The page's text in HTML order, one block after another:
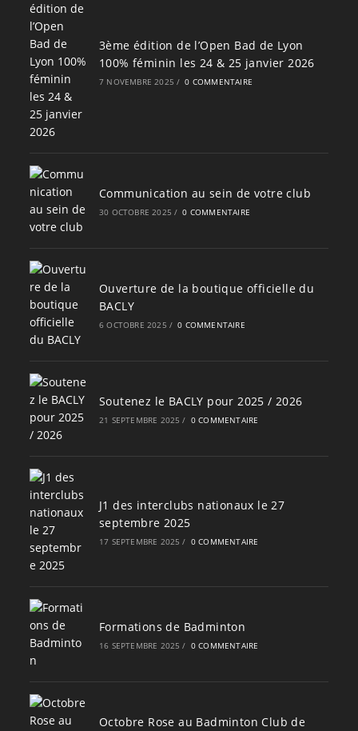
3ème édition de l’Open Bad de Lyon
100% féminin les 24 & 25 janvier 2026
7 NOVEMBRE 2025 / 0 COMMENTAIRE
Communication au sein de votre club
30 OCTOBRE 2025 / 0 COMMENTAIRE
Ouverture de la boutique officielle du
BACLY
6 OCTOBRE 2025 / 0 COMMENTAIRE
Soutenez le BACLY pour 2025 / 2026
21 SEPTEMBRE 2025 / 0 COMMENTAIRE
J1 des interclubs nationaux le 27
septembre 2025
17 SEPTEMBRE 2025 / 0 COMMENTAIRE
Formations de Badminton
16 SEPTEMBRE 2025 / 0 COMMENTAIRE
Octobre Rose au Badminton Club de